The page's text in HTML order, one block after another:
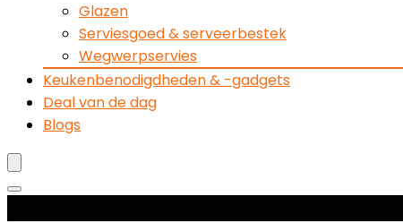
Glazen
Serviesgoed & serveerbestek
Wegwerpservies
Keukenbenodigdheden & -gadgets
Deal van de dag
Blogs